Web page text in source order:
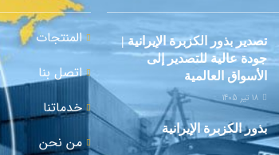
تصدير بذور الكزبرة الإيرانية |
جودة عالية للتصدير إلى
الأسواق العالمية
18 تیر 1405
بذور الكزبرة الإيرانية
المنتجات
اتصل بنا
خدماتنا
من نحن